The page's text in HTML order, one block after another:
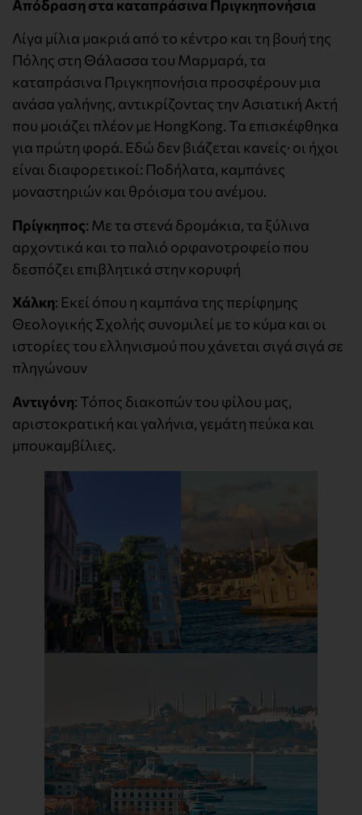
Απόδραση στα καταπράσινα Πριγκηπονήσια
Λίγα μίλια μακριά από το κέντρο και τη βουή της
Πόλης στη Θάλασσα του Μαρμαρά, τα
καταπράσινα Πριγκηπονήσια προσφέρουν μια
ανάσα γαλήνης, αντικρίζοντας την Ασιατική Ακτή
που μοιάζει πλέον με HongKong. Τα επισκέφθηκα
για πρώτη φορά. Εδώ δεν βιάζεται κανείς· οι ήχοι
είναι διαφορετικοί: Ποδήλατα, καμπάνες
μοναστηριών και θρόισμα του ανέμου.
Πρίγκηπος: Με τα στενά δρομάκια, τα ξύλινα
αρχοντικά και το παλιό ορφανοτροφείο που
δεσπόζει επιβλητικά στην κορυφή
Χάλκη: Εκεί όπου η καμπάνα της περίφημης
Θεολογικής Σχολής συνομιλεί με το κύμα και οι
ιστορίες του ελληνισμού που χάνεται σιγά σιγά σε
πληγώνουν
Αντιγόνη: Τόπος διακοπών του φίλου μας,
αριστοκρατική και γαλήνια, γεμάτη πεύκα και
μπουκαμβίλιες.